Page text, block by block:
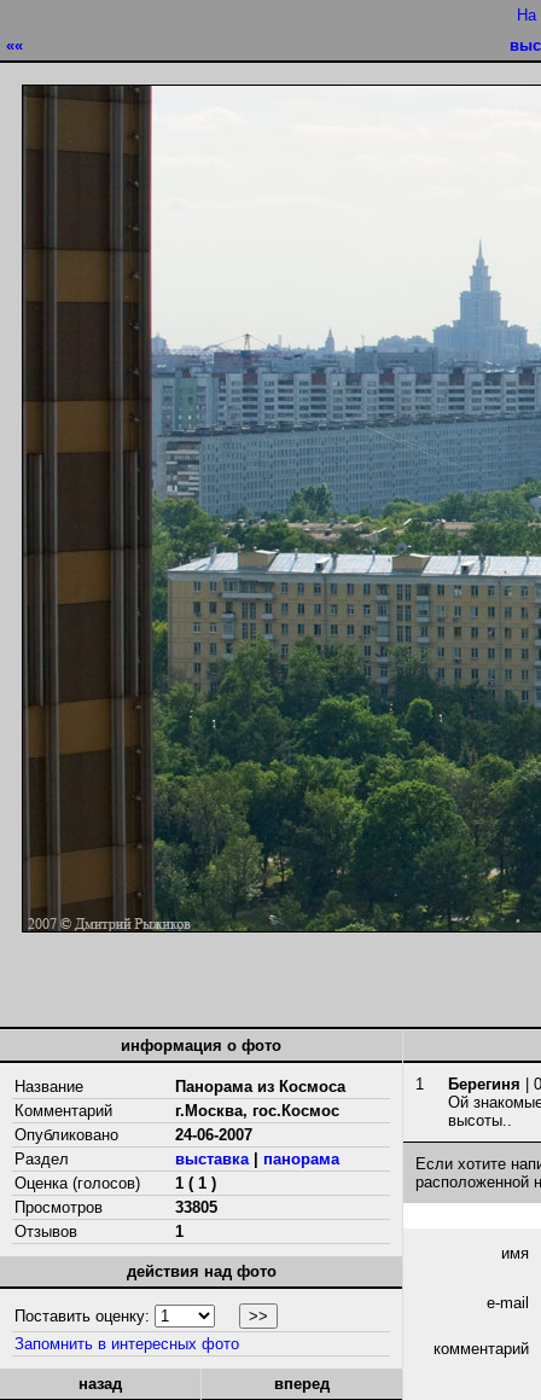
На
««
информация о фото
Название
Панорама из Космоса
Комментарий
г.Москва, гос.Космос
Опубликовано
24-06-2007
Раздел
выставка| панорама
Оценка (голосов)
1 ( 1 )
Просмотров
33805
Отзывов
1
действия над фото
Поставить оценку:
Запомнить в интересных фото
назад вперед
1 Берегиня |
Ой
высоты..
Если хотите
расположенной
имя
e-mail
комментарий